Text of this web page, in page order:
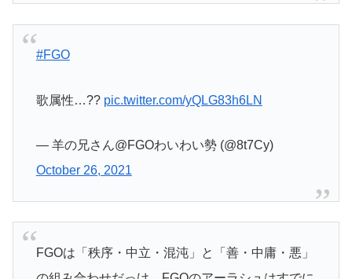
#FGO
歌属性…?? pic.twitter.com/yQLG83h6LN
— 羊の兄さん@FGOわいわい勢 (@8t7Cy)
October 26, 2021
FGOは「秩序・中立・混沌」と「善・中庸・悪」